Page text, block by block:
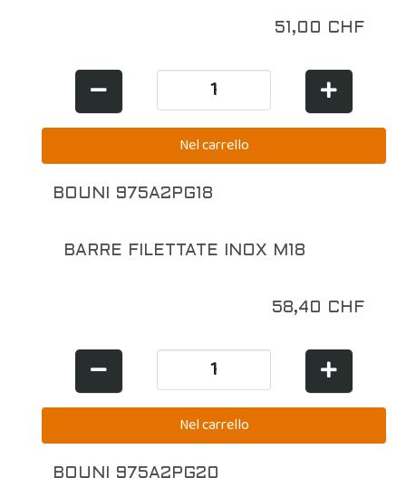
51,00 CHF
BOUNI 975A2PG18
BARRE FILETTATE INOX M18
58,40 CHF
BOUNI 975A2PG20